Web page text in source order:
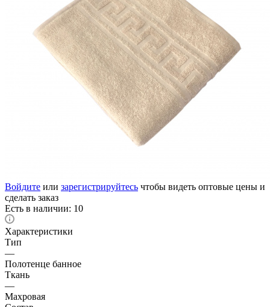
Войдите или зарегистрируйтесь чтобы видеть оптовые цены и
сделать заказ
Есть в наличии: 10
Характеристики
Тип
—
Полотенце банное
Ткань
—
Махровая